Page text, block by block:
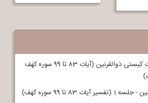
فهرست جلسات کیستی ذوالقرنین (آیات 83 تا 99 سوره کهف
83 تا 99 سوره کهف)